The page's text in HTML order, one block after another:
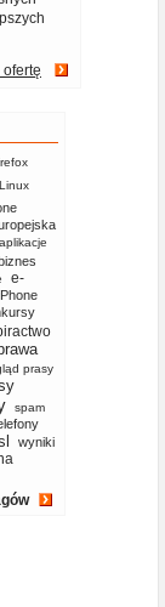
Linux
aplikacje
e-
prasy
spam
wyniki